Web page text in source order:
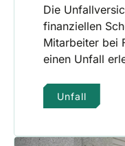
Die
finanziellen
Mitarbeiter bei
einen Unfall
Unfall